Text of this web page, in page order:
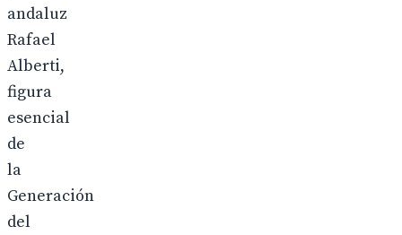
andaluz
Rafael
Alberti,
figura
esencial
de
la
Generación
del